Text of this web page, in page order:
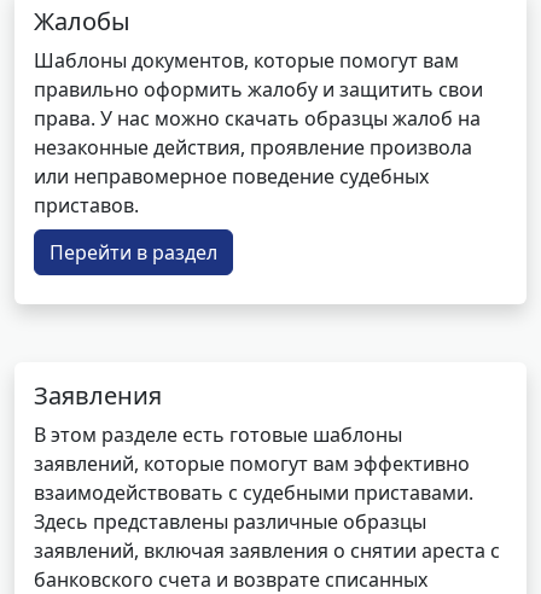
Жалобы
Шаблоны документов, которые помогут вам
правильно оформить жалобу и защитить свои
права. У нас можно скачать образцы жалоб на
незаконные действия, проявление произвола
или неправомерное поведение судебных
приставов.
Перейти в раздел
Заявления
В этом разделе есть готовые шаблоны
заявлений, которые помогут вам эффективно
взаимодействовать с судебными приставами.
Здесь представлены различные образцы
заявлений, включая заявления о снятии ареста с
банковского счета и возврате списанных